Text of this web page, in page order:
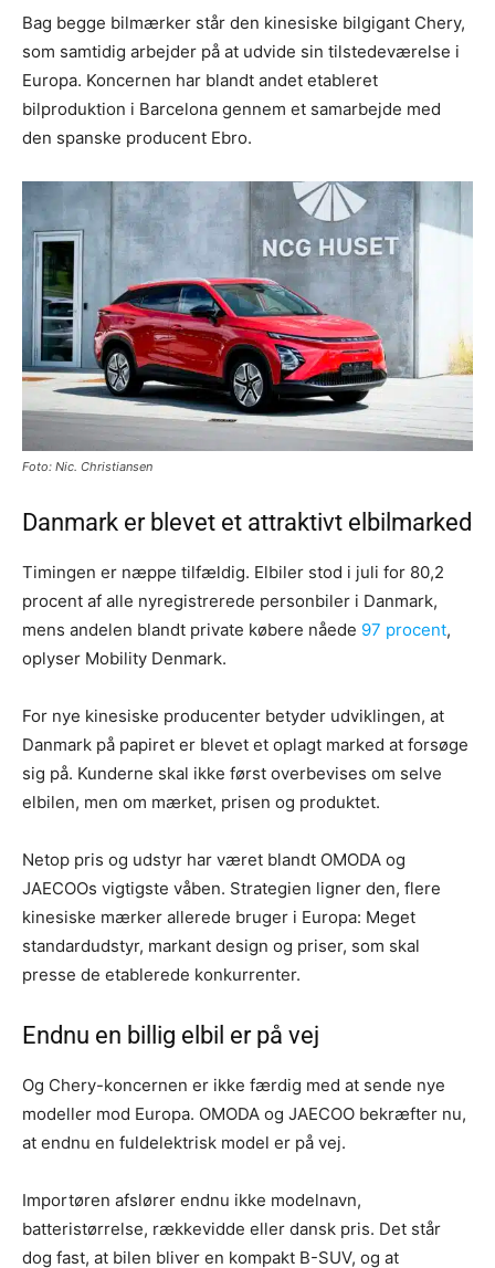
Bag begge bilmærker står den kinesiske bilgigant Chery,
som samtidig arbejder på at udvide sin tilstedeværelse i
Europa. Koncernen har blandt andet etableret
bilproduktion i Barcelona gennem et samarbejde med
den spanske producent Ebro.
Foto: Nic. Christiansen
Danmark er blevet et attraktivt elbilmarked
Timingen er næppe tilfældig. Elbiler stod i juli for 80,2
procent af alle nyregistrerede personbiler i Danmark,
mens andelen blandt private købere nåede 97 procent,
oplyser Mobility Denmark.
For nye kinesiske producenter betyder udviklingen, at
Danmark på papiret er blevet et oplagt marked at forsøge
sig på. Kunderne skal ikke først overbevises om selve
elbilen, men om mærket, prisen og produktet.
Netop pris og udstyr har været blandt OMODA og
JAECOOs vigtigste våben. Strategien ligner den, flere
kinesiske mærker allerede bruger i Europa: Meget
standardudstyr, markant design og priser, som skal
presse de etablerede konkurrenter.
Endnu en billig elbil er på vej
Og Chery-koncernen er ikke færdig med at sende nye
modeller mod Europa. OMODA og JAECOO bekræfter nu,
at endnu en fuldelektrisk model er på vej.
Importøren afslører endnu ikke modelnavn,
batteristørrelse, rækkevidde eller dansk pris. Det står
dog fast, at bilen bliver en kompakt B-SUV, og at